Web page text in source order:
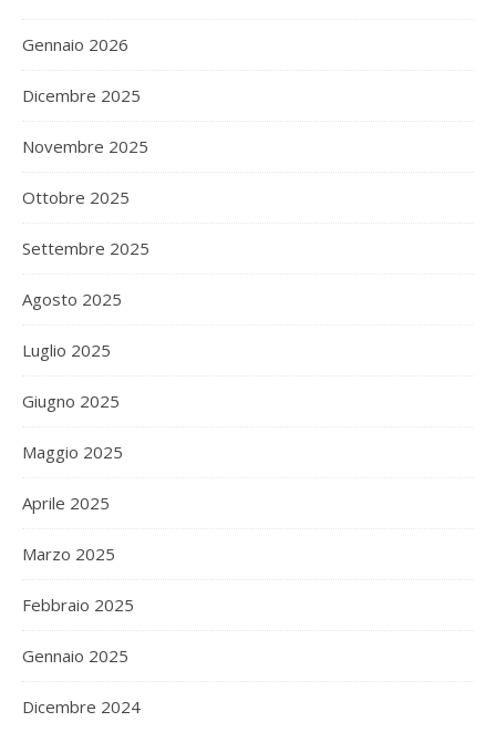
Gennaio 2026
Dicembre 2025
Novembre 2025
Ottobre 2025
Settembre 2025
Agosto 2025
Luglio 2025
Giugno 2025
Maggio 2025
Aprile 2025
Marzo 2025
Febbraio 2025
Gennaio 2025
Dicembre 2024